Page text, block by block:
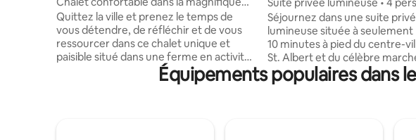
ferme Fairfolk
Quittez la ville et prenez le temps de
vous détendre, de réfléchir et de vous
ressourcer dans ce chalet unique et
paisible situé dans une ferme en activité.
Profitez de la tranquillité de la vie à la
ferme pendant que vous travaillez sur
Entrée privée
Séjournez dans une suite
lumineuse située à seulement
10 minutes à pied du centre-
St. Albert et du célèbre
de St. Albert – le plus grand
plein air du Canada (de mai à
Équipements populaires dans